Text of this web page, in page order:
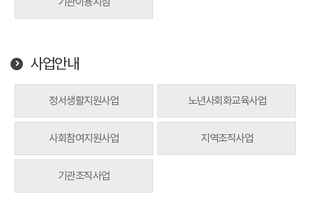
사업안내
정서생활지원사업 노년사회화교육사업
사회참여지원사업 지역조직사업
기관조직사업